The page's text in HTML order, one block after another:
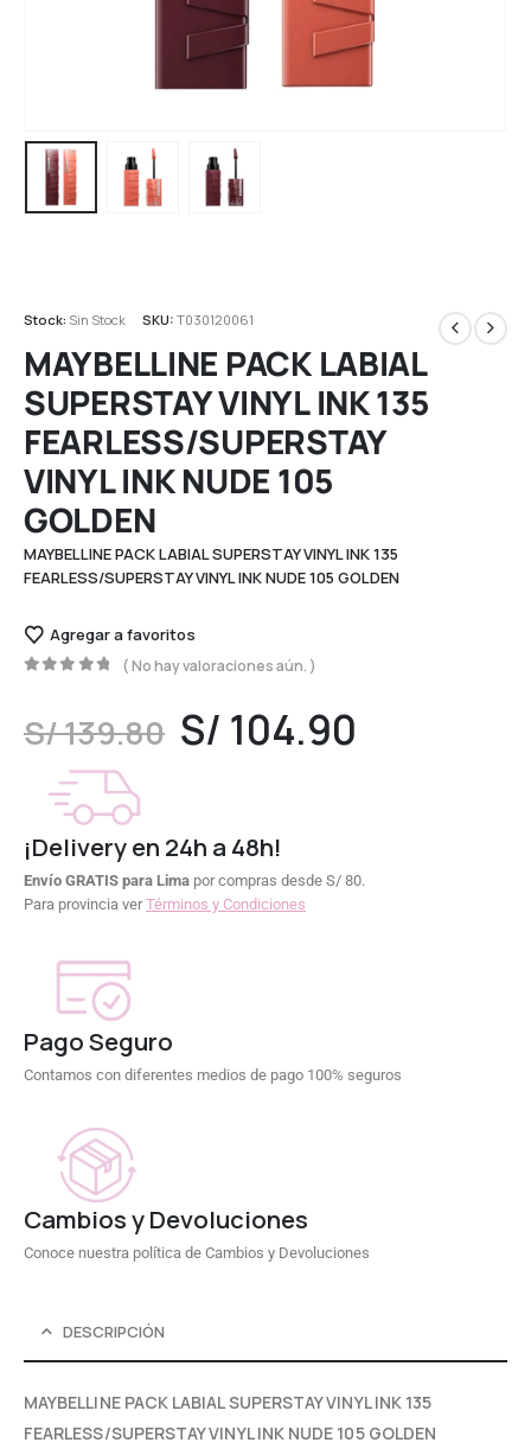
Stock: Sin Stock SKU:T030120061
MAYBELLINE PACK LABIAL
SUPERSTAY VINYL INK 135
FEARLESS/SUPERSTAY
VINYL INK NUDE 105
GOLDEN
MAYBELLINE PACK LABIAL SUPERSTAY VINYL INK 135
FEARLESS/SUPERSTAY VINYL INK NUDE 105 GOLDEN
Agregar a favoritos
( No hay valoraciones aún. )
S/139.80 S/ 104.90
¡Delivery en 24h a 48h!
Envío GRATIS para Lima por compras desde S/ 80.
Para provincia verTérminos y Condiciones
Pago Seguro
Contamos con diferentes medios de pago 100% seguros
Cambios y Devoluciones
Conoce nuestra política de Cambios y Devoluciones
DESCRIPCIÓN
MAYBELLINE PACK LABIAL SUPERSTAY VINYL INK 135
FEARLESS/SUPERSTAY VINYL INK NUDE 105 GOLDEN